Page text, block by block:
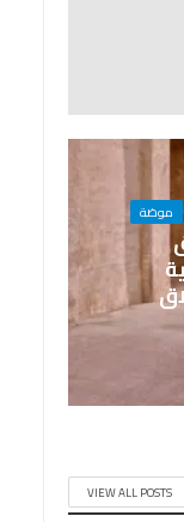
موضة
VIEW ALL POSTS